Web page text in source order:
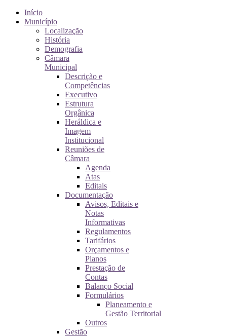
Início
Município
Localização
História
Demografia
Câmara
Municipal
Descrição e
Competências
Executivo
Estrutura
Orgânica
Heráldica e
Imagem
Institucional
Reuniões de
Câmara
Agenda
Atas
Editais
Documentação
Avisos, Editais e
Notas
Informativas
Regulamentos
Tarifários
Orçamentos e
Planos
Prestação de
Contas
Balanço Social
Formulários
Planeamento e
Gestão Territorial
Outros
Gestão